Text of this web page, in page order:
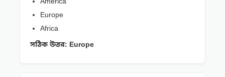
America
Europe
Africa
সঠিক উত্তর: Europe